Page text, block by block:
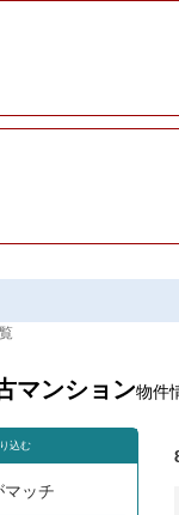
マンション物件
込む
マッチ